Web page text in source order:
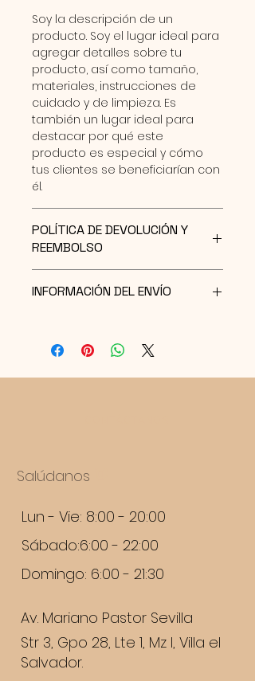
Soy la descripción de un
producto. Soy el lugar ideal para
agregar detalles sobre tu
producto, así como tamaño,
materiales, instrucciones de
cuidado y de limpieza. Es
también un lugar ideal para
destacar por qué este
producto es especial y cómo
tus clientes se beneficiarían con
él.
POLÍTICA DE DEVOLUCIÓN Y
REEMBOLSO
reembolso. Una oportunidad
no estar satisfechos con su
compra. Al ofrecerles una
política de reembolso clara y
INFORMACIÓN DEL ENVÍO
lugar ideal para agregar
información sobre tus métodos
de envío, costos y embalaje.
compras con altos niveles de
Salúdanos
Lun - Vie: 8:00 - 20:00
Sábado:6:00 - 22:00
Domingo: 6:00 - 21:30
Av. Mariano Pastor Sevilla
Str 3, Gpo 28, Lte 1, Mz I, Villa el
Salvador.